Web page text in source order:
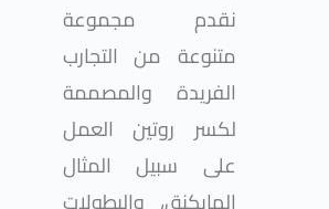
نقدم مجموعة
متنوعة من التجارب
الفريدة والمصممة
لكسر روتين العمل
على سبيل المثال